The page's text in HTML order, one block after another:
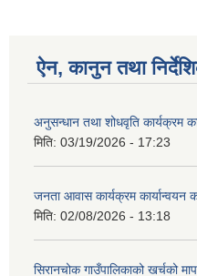
ऐन, कानुन तथा
अनुसन्धान तथा शोधवृति कार्यक्रम
मिति: 03/19/2026 - 17:23
जनता आवास कार्यक्रम कार्यान्वयन
मिति: 02/08/2026 - 13:18
सिरानचोक गाउँपालिकाको खर्चको